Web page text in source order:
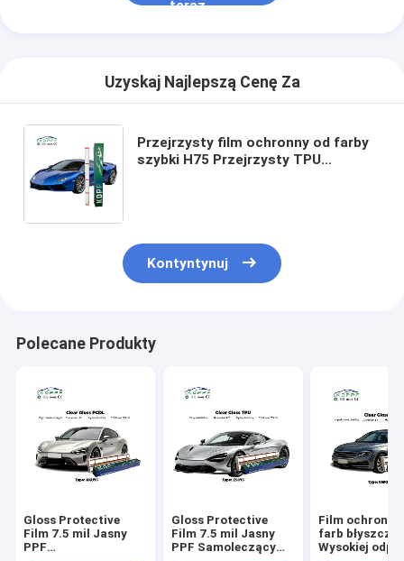
teraz
Uzyskaj Najlepszą Cenę Za
Przejrzysty film ochronny od farby
szybki H75 Przejrzysty TPU
Kontyntynuj
Polecane Produkty
Gloss Protective
Film 7.5 mil Jasny
PPF
Gloss Protective
Film 7.5 mil Jasny
PPF Samoleczący
Film ochronny
farb
Wysokiej